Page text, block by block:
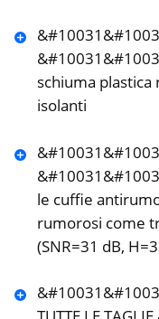
schiuma
isolanti
le cuffie
rumorosi come
(SNR=31 dB,